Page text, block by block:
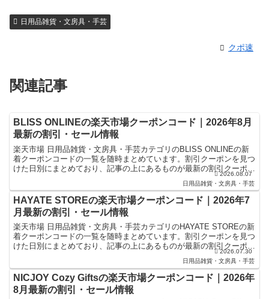
日用品雑貨・文房具・手芸
クポ速
関連記事
BLISS ONLINEの楽天市場クーポンコード｜2026年8月
最新の割引・セール情報
楽天市場 日用品雑貨・文房具・手芸カテゴリのBLISS ONLINEの新
着クーポンコードの一覧を随時まとめています。割引クーポンを見つ
けた日別にまとめており、記事の上にあるものが最新の割引クーポン
2026.08.07
日用品雑貨・文房具・手芸
HAYATE STOREの楽天市場クーポンコード｜2026年7
月最新の割引・セール情報
楽天市場 日用品雑貨・文房具・手芸カテゴリのHAYATE STOREの新
着クーポンコードの一覧を随時まとめています。割引クーポンを見つ
けた日別にまとめており、記事の上にあるものが最新の割引クーポン
2026.07.30
日用品雑貨・文房具・手芸
NICJOY Cozy Giftsの楽天市場クーポンコード｜2026年
8月最新の割引・セール情報